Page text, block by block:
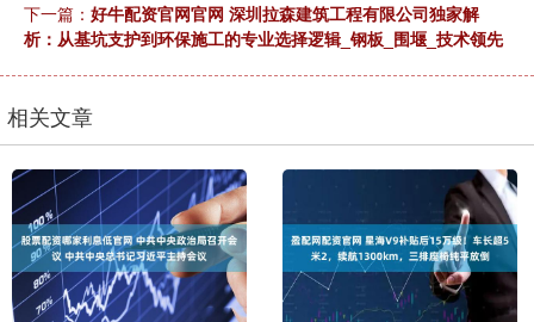
下一篇： 好牛配资官网官网 深圳拉森建筑工程有限公司独家解
析：从基坑支护到环保施工的专业选择逻辑_钢板_围堰_技术领先
相关文章